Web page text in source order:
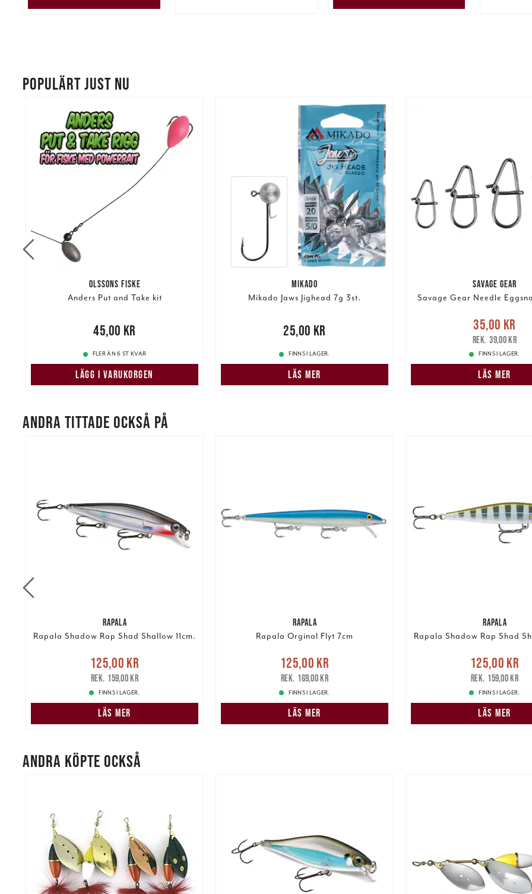
POPULÄRT JUST NU
OLSSONS FISKE
Anders Put and Take kit
45,00 kr45,00 kr
FLER ÄN 6 ST KVAR
LÄGG I VARUKORGEN
MIKADO
Mikado Jaws Jighead 7g 3st.
25,00 kr25,00 kr
FINNS I LAGER.
LÄS MER
SAVAGE GEAR
Savage Gear Needle
Nuvarande pris :35,00 kr
pris: 39,00 kr
35,00 kr
39,00 kr
FINNS I LAGER.
LÄS MER
ANDRA TITTADE OCKSÅ PÅ
RAPALA
Rapala Shadow Rap Shad Shallow 11cm.
Nuvarande pris
Tidigare pris
125,00 kr
159,00 kr
FINNS I LAGER.
LÄS MER
RAPALA
Rapala Orginal Flyt 7cm
Nuvarande pris
Tidigare pris
125,00 kr
169,00 kr
FINNS I LAGER.
LÄS MER
RAPALA
Rapala Shadow Rap Shad
Nuvarande pris
Tidigare pris
125,00 kr
159,00 kr
FINNS I LAGER.
LÄS MER
ANDRA KÖPTE OCKSÅ